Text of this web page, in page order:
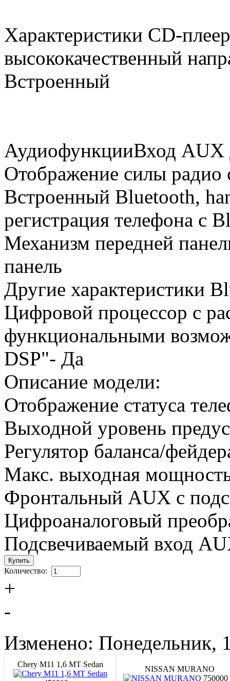
Характеристики CD-
высококачественный
Встроенный
АудиофункцииВход AUX
Отображение силы радио
Встроенный Bluetooth,
регистрация телефона с
Механизм передней
панель
Другие характеристики
Цифровой процессор с
функциональными
DSP"- Да
Описание модели:
Отображение статуса
Выходной уровень
Регулятор баланса/
Макс. выходная
Фронтальный AUX с
Цифроаналоговый
Подсвечиваемый вход
Количество:
+
-
Изменено: Понедельник,
Chery M11 1,6 MT Sedan
NISSAN MURANO
750000